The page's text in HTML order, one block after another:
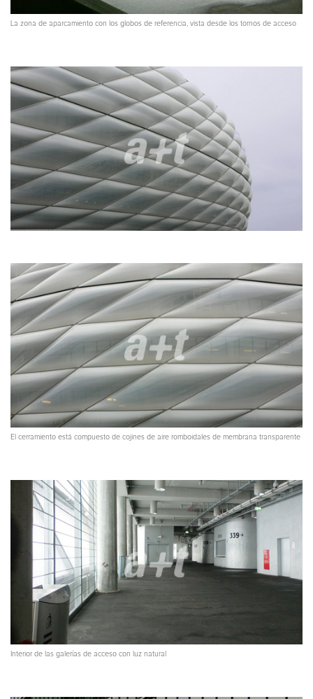
La zona de aparcamiento con los globos de referencia, vista desde los tornos de acceso
El cerramiento está compuesto de cojines de aire romboidales de membrana transparente
Interior de las galerías de acceso con luz natural